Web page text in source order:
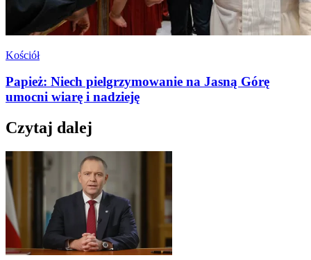
Kościół
Papież: Niech pielgrzymowanie na Jasną Górę
umocni wiarę i nadzieję
Czytaj dalej